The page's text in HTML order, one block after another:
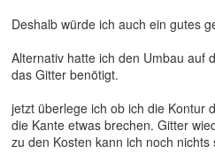
Deshalb würde ich auch ein gutes
Alternativ hatte ich den Umbau auf
das Gitter benötigt.
jetzt überlege ich ob ich die Kontur
die Kante etwas brechen. Gitter
zu den Kosten kann ich noch nichts